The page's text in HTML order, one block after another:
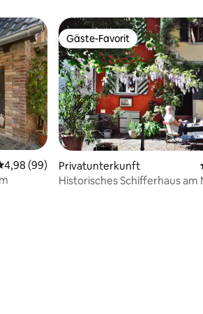
Bewertung: 4,98 von 5,
4,98 (99)
Gäste-Favorit
Gäste-Favorit
Privatunterkunft
Historisches Schifferhaus am